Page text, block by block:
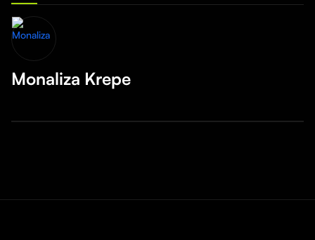
Monaliza Krepe